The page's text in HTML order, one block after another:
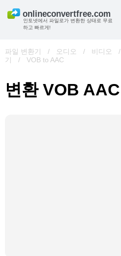
인토넷에서 파일로가 변환한 상태로 무료
하고 빠르게!
파일 변환기 / 오디오 / 비디오 /
기
/ VOB to AAC
변환 VOB AAC